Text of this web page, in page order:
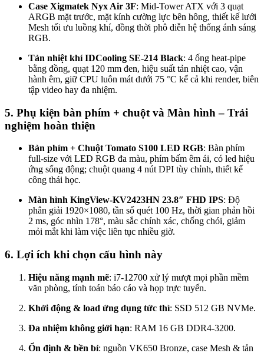
Case Xigmatek Nyx Air 3F: Mid-Tower ATX với 3 quạt
ARGB mặt trước, mặt kính cường lực bên hông, thiết kế lưới
Mesh tối ưu luồng khí, đồng thời phô diễn hệ thống ánh sáng
RGB.
Tản nhiệt khí IDCooling SE-214 Black: 4 ống heat-pipe
bằng đồng, quạt 120 mm đen, hiệu suất tản nhiệt cao, vận
hành êm, giữ CPU luôn mát dưới 75 °C kể cả khi render, biên
tập video hay đa nhiệm.
5. Phụ kiện bàn phím + chuột và Màn hình – Trải
nghiệm hoàn thiện
Bàn phím + Chuột Tomato S100 LED RGB: Bàn phím
full-size với LED RGB đa màu, phím bấm êm ái, có led hiệu
ứng sống động; chuột quang 4 nút DPI tùy chỉnh, thiết kế
công thái học.
Màn hình KingView-KV2423HN 23.8″ FHD IPS: Độ
phân giải 1920×1080, tần số quét 100 Hz, thời gian phản hồi
2 ms, góc nhìn 178°, màu sắc chính xác, chống chói, giảm
mỏi mắt khi làm việc liên tục nhiều giờ.
6. Lợi ích khi chọn cấu hình này
Hiệu năng mạnh mẽ: i7-12700 xử lý mượt mọi phần mềm
văn phòng, tính toán báo cáo và họp trực tuyến.
Khởi động & load ứng dụng tức thì: SSD 512 GB NVMe.
Đa nhiệm không giới hạn: RAM 16 GB DDR4-3200.
Ổn định & bền bỉ: nguồn VK650 Bronze, case Mesh & tản